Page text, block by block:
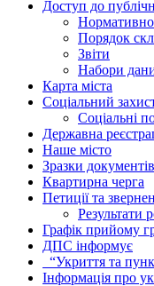
Доступ до
Порядок
Звіти
Набори
Карта міста
Соціальний
Соціальні
Державна
Наше місто
Зразки документів
Квартирна черга
Петиції та
Результати
Графік прийому
ДПС інформує
“Укриття та
Інформація про